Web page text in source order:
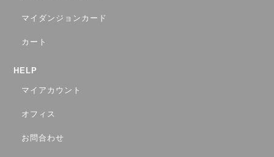
マイダンジョンカード
カート
HELP
マイアカウント
オフィス
お問合わせ